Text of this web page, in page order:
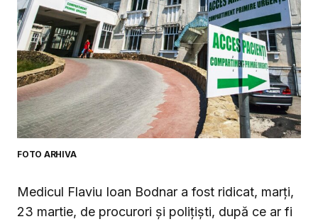
FOTO ARHIVA
Medicul Flaviu Ioan Bodnar a fost ridicat, marți,
23 martie, de procurori și polițiști, după ce ar fi